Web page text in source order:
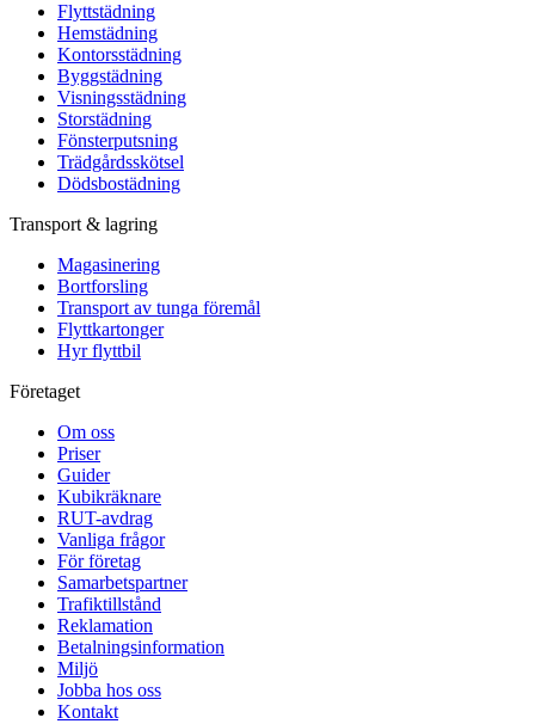
Flyttstädning
Hemstädning
Kontorsstädning
Byggstädning
Visningsstädning
Storstädning
Fönsterputsning
Trädgårdsskötsel
Dödsbostädning
Transport & lagring
Magasinering
Bortforsling
Transport av tunga föremål
Flyttkartonger
Hyr flyttbil
Företaget
Om oss
Priser
Guider
Kubikräknare
RUT-avdrag
Vanliga frågor
För företag
Samarbetspartner
Trafiktillstånd
Reklamation
Betalningsinformation
Miljö
Jobba hos oss
Kontakt